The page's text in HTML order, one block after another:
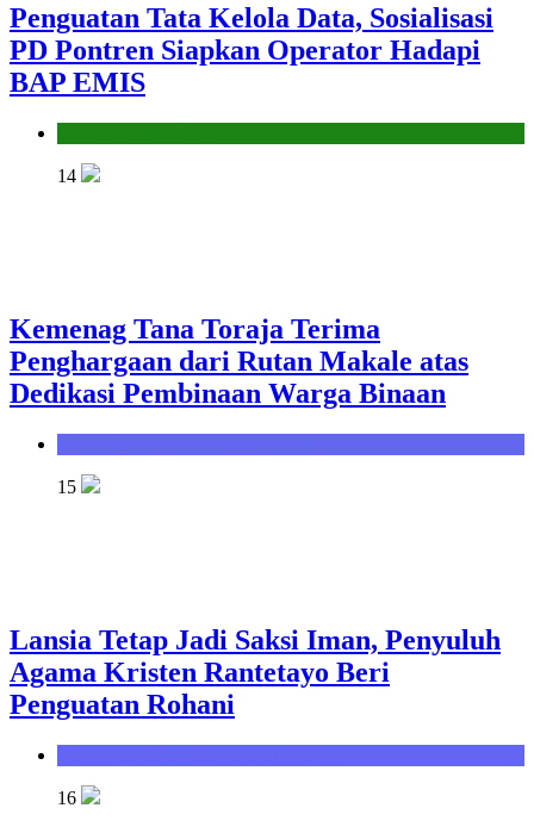
Penguatan Tata Kelola Data, Sosialisasi
PD Pontren Siapkan Operator Hadapi
BAP EMIS
14
Kemenag Tana Toraja Terima
Penghargaan dari Rutan Makale atas
Dedikasi Pembinaan Warga Binaan
15
Lansia Tetap Jadi Saksi Iman, Penyuluh
Agama Kristen Rantetayo Beri
Penguatan Rohani
16